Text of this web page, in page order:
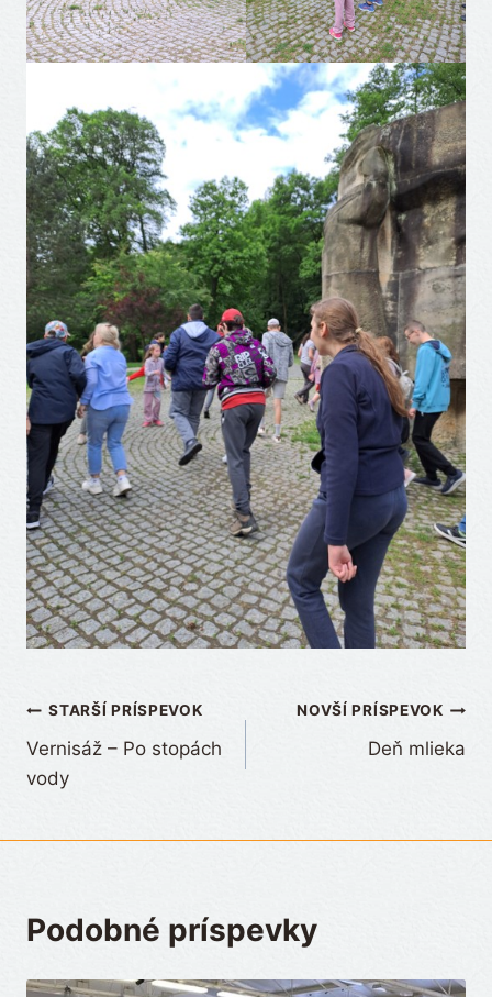
Navigácia
v
STARŠÍ PRÍSPEVOK
Vernisáž – Po stopách
vody
NOVŠÍ PRÍSPEVOK
Deň mlieka
Podobné príspevky